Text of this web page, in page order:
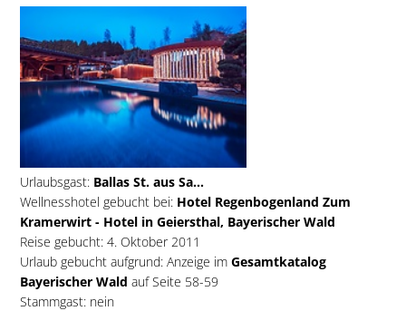
Urlaubsgast:Ballas St. aus Sa...
Wellnesshotel gebucht bei:Hotel Regenbogenland Zum
Kramerwirt - Hotel in Geiersthal, Bayerischer Wald
Reise gebucht: 4. Oktober 2011
Urlaub gebucht aufgrund: Anzeige im Gesamtkatalog
Bayerischer Wald auf Seite 58-59
Stammgast: nein